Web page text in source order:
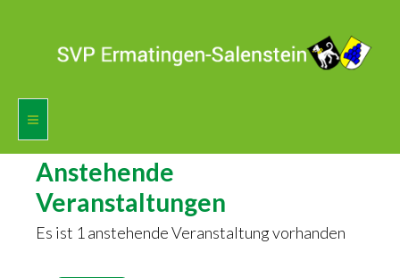
Home
Vorstand
Anstehende
Veranstaltungen
Es ist 1 anstehende Veranstaltung vorhanden